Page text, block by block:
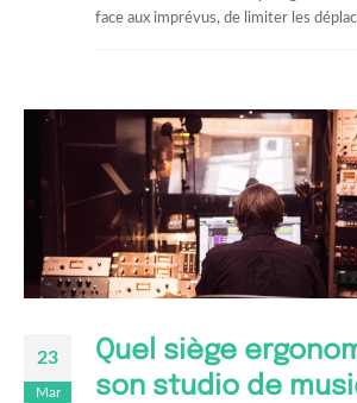
face aux imprévus, de limiter les
23
Mar
Quel siège
son studio de